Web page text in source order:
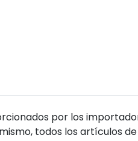
por los
todos los artículos